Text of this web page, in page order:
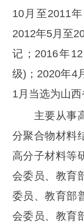
10月至2011
2012年5月至
记；2016年
级)；2020年4
1月当选为山西
主要从事高
分聚合物材料
高分子材料等
会委员、教育
委员、教育部
会委员、教育